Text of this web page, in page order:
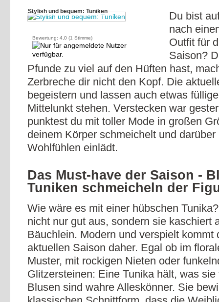
Stylish und bequem: Tuniken
Bewertung: 4,0 (1 Stimme)
Du bist
nach
Outfit für
Saison?
Pfunde zu viel auf den Hüften hast,
Zerbreche dir nicht den Kopf. Die
begeistern und lassen auch etwas
Mittelunkt stehen. Verstecken war
punktest du mit toller Mode in großen
deinem Körper schmeichelt und
Wohlfühlen einlädt.
Das Must-have der Saison -
Tuniken schmeicheln der
Wie wäre es mit einer hübschen
nicht nur gut aus, sondern sie kaschiert
Bäuchlein. Modern und verspielt kommt
aktuellen Saison daher. Egal ob im
Muster, mit rockigen Nieten oder
Glitzersteinen: Eine Tunika hält, was
Blusen sind wahre Alleskönner. Sie